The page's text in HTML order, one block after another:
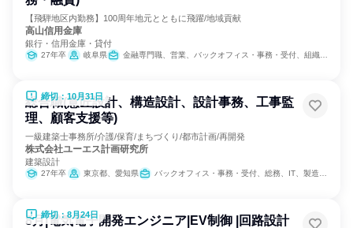
【飛騨地区内勤務】100周年地元とともに飛躍/地域貢献
高山信用金庫
銀行・信用金庫・貸付
27年卒 岐阜県 金融専門職、営業、バックオフィス・事務・受付、組織運営管理・公務員・事務系職種
締切：10月31日
総合職(意匠設計、構造設計、設計事務、工事監
理、顧客支援等)
一級建築士事務所/介護/保育/まちづくり/都市計画/再開発
株式会社ユーエス計画研究所
建築設計
27年卒 東京都、愛知県 バックオフィス・事務・受付、総務、IT、製造・生産工程、建築/土木/プラント専門職、カスタマーサクセス、カスタマーサポート/コールセンター
締切：8月24日
8月|電気電子開発エンジニア|EV制御 |回路設計